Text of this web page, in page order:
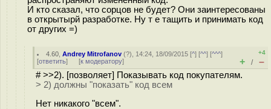
И кто сказал, что сорцов не будет? Они заинтересованы
в открытырй разработке. Ну т е тащить и принимать код
от других =)
4.60 ,Andrey Mitrofanov (?), 14:24, 18/09/2015 [^] [^^] [^^^]
[ответить] [к модератору]
+4
+ / –
# >>2). [позволяет] Показывать код покупателям.
> 2) должны "показать" код всем
Нет никакого "всем".